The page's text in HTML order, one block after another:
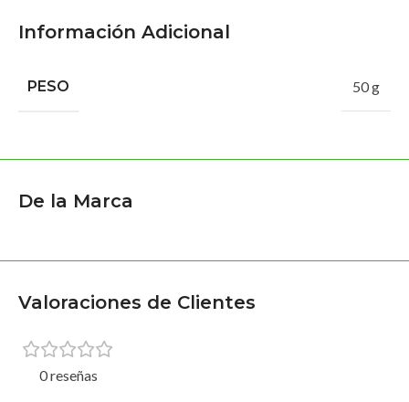
Información Adicional
PESO 50 g
De la Marca
Valoraciones de Clientes
0 reseñas